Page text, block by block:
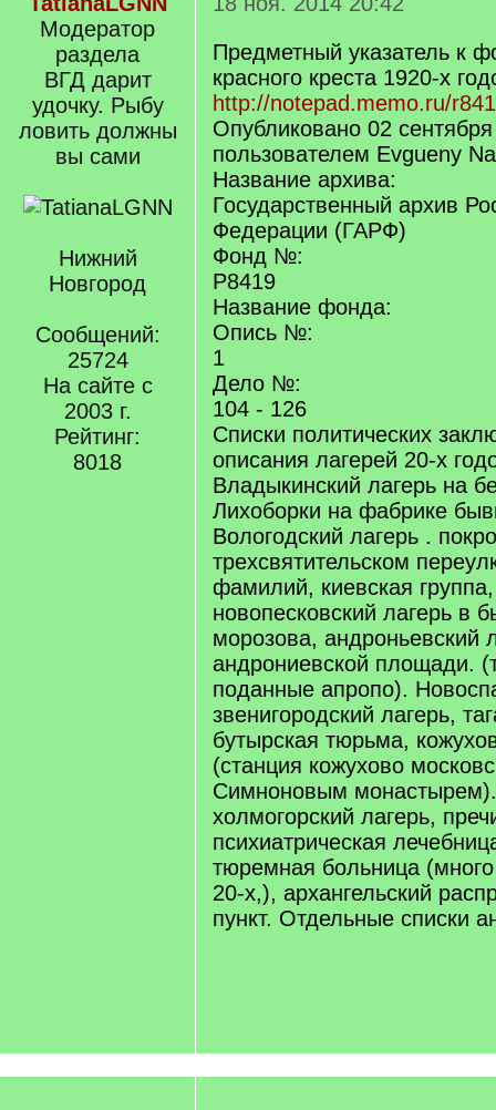
Модератор
раздела
ВГД дарит
удочку. Рыбу
ловить должны
вы сами
Нижний
Новгород
Сообщений:
25724
На сайте с
2003 г.
Рейтинг:
8018
Предметный указатель к
красного креста 1920-х
http://notepad.memo.ru/
Опубликовано 02
пользователем Evgueny
Название архива:
Государственный архив
Федерации (ГАРФ)
Фонд №:
Р8419
Название фонда:
Опись №:
1
Дело №:
104 - 126
Списки политических
описания лагерей 20-х
Владыкинский лагерь на
Лихоборки на фабрике
Вологодский лагерь .
трехсвятительском
фамилий, киевская
новопесковский лагерь в
морозова, андроньевский
андрониевской площади.
поданные апропо).
звенигородский лагерь,
бутырская тюрьма,
(станция кожухово
Симноновым
холмогорский лагерь,
психиатрическая
тюремная больница
20-х,), архангельский
пункт. Отдельные списки